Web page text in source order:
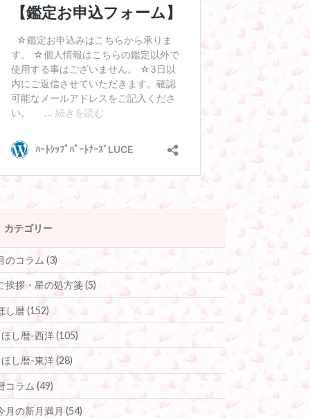
カテゴリー
のコラム(3)
挨拶・星の処方箋(5)
し暦(152)
ほし暦-西洋(105)
ほし暦-東洋(28)
コラム(49)
月の新月満月(54)